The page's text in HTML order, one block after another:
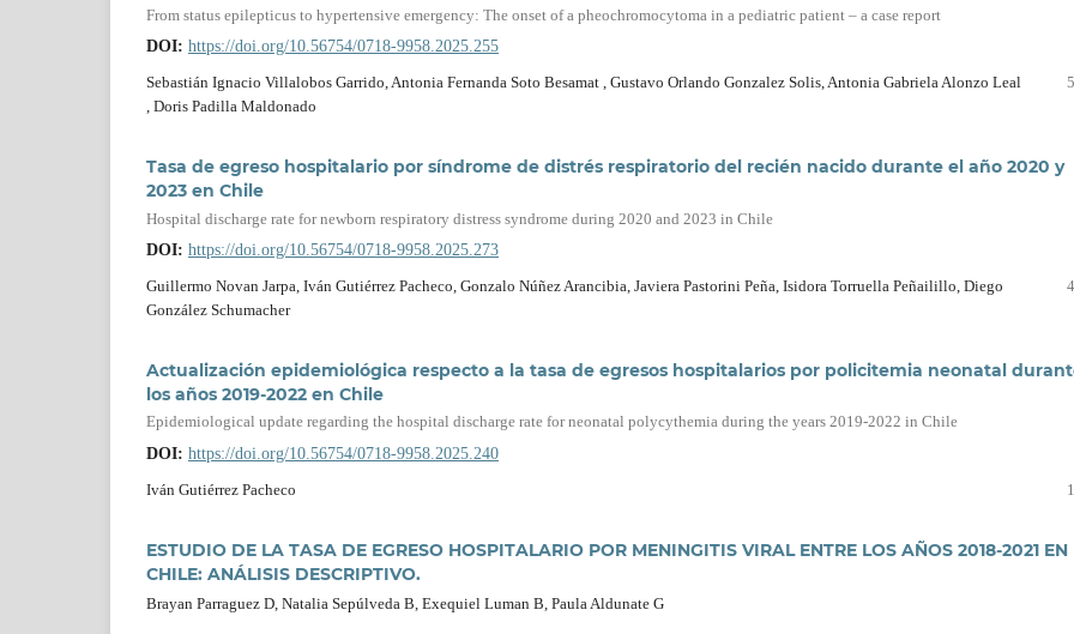
From status epilepticus to hypertensive emergency: The onset of a pheochromocytoma in a pediatric patient – a case report
DOI: https://doi.org/10.56754/0718-9958.2025.255
Sebastián Ignacio Villalobos Garrido, Antonia Fernanda Soto Besamat , Gustavo Orlando Gonzalez Solis, Antonia Gabriela Alonzo Leal
, Doris Padilla Maldonado
Tasa de egreso hospitalario por síndrome de distrés respiratorio del recién nacido durante el año 2020 y
2023 en Chile
Hospital discharge rate for newborn respiratory distress syndrome during 2020 and 2023 in Chile
DOI: https://doi.org/10.56754/0718-9958.2025.273
Guillermo Novan Jarpa, Iván Gutiérrez Pacheco, Gonzalo Núñez Arancibia, Javiera Pastorini Peña, Isidora Torruella Peñailillo, Diego
González Schumacher
Actualización epidemiológica respecto a la tasa de egresos hospitalarios por policitemia neonatal
los años 2019-2022 en Chile
Epidemiological update regarding the hospital discharge rate for neonatal polycythemia during the years 2019-2022 in Chile
DOI: https://doi.org/10.56754/0718-9958.2025.240
Iván Gutiérrez Pacheco
ESTUDIO DE LA TASA DE EGRESO HOSPITALARIO POR MENINGITIS VIRAL ENTRE LOS AÑOS 2018-2021 EN
CHILE: ANÁLISIS DESCRIPTIVO.
Brayan Parraguez D, Natalia Sepúlveda B, Exequiel Luman B, Paula Aldunate G